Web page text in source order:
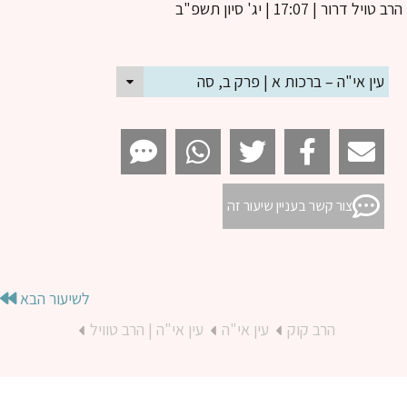
טויל דרור| 17:07 | יג' סיון תשפ"ב
עין אי"ה – ברכות א | פרק ב, סה
צור קשר בעניין שיעור זה
לשיעור הבא
הרב קוק
עין אי"ה עין אי"ה | הרב טוויל